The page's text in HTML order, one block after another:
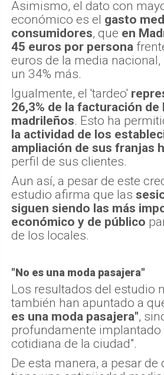
Asimismo, el dato con
económico es el gasto
consumidores, que en
45 euros por persona
euros de la media
un 34% más.
Igualmente, el 'tardeo'
26,3% de la facturación de
madrileños. Esto ha
la actividad de los
ampliación de sus franjas
perfil de sus clientes.
Aun así, a pesar de este
estudio afirma que las
siguen siendo las más
económico y de público
de los locales.
"No es una moda pasajera"
Los resultados del estudio
también han apuntado a
es una moda pasajera",
profundamente implantado
cotidiana de la ciudad".
De esta manera, a pesar de